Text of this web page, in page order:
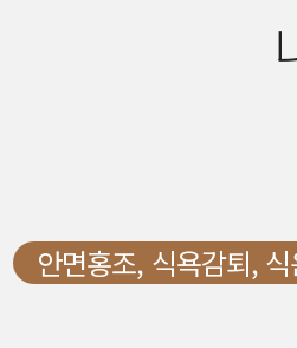
안면홍조, 식욕감퇴,